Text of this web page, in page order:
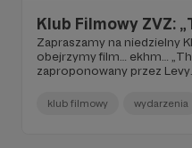
Klub Filmowy ZVZ:
Zapraszamy na niedzielny
obejrzymy film… ekhm…
zaproponowany przez
klub filmowy wydarzenia